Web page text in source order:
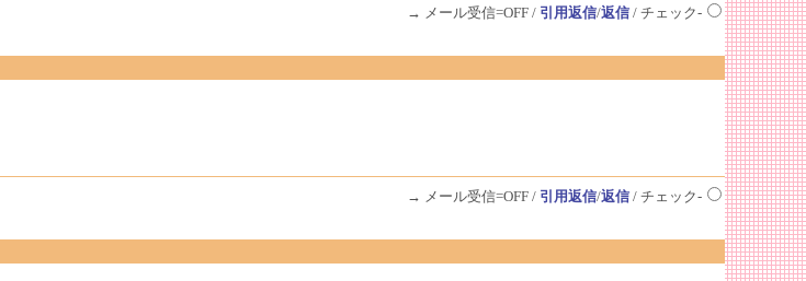
→ メール受信=OFF / 引用返信/返信/ チェック-
→ メール受信=OFF / 引用返信/返信/ チェック-